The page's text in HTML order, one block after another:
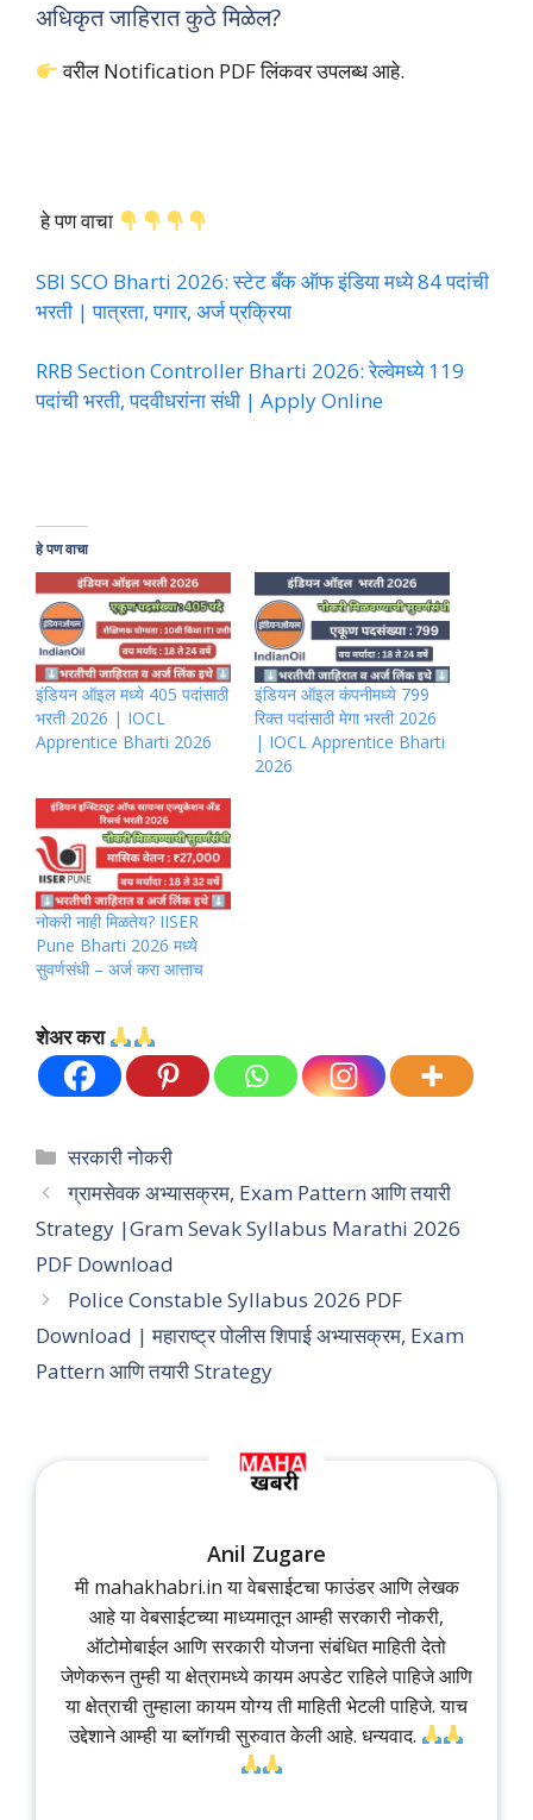
अधिकृत जाहिरात कुठे मिळेल?
वरील Notification PDF लिंकवर उपलब्ध आहे.
हे पण वाचा
SBI SCO Bharti 2026: स्टेट बँक ऑफ इंडिया मध्ये 84 पदांची
भरती | पात्रता, पगार, अर्ज प्रक्रिया
RRB Section Controller Bharti 2026: रेल्वेमध्ये 119
पदांची भरती, पदवीधरांना संधी | Apply Online
हे पण वाचा
इंडियन ऑइल मध्ये 405 पदांसाठी
भरती 2026 | IOCL
Apprentice Bharti 2026
इंडियन ऑइल कंपनीमध्ये 799
रिक्त पदांसाठी मेगा भरती 2026
| IOCL Apprentice Bharti
2026
नोकरी नाही मिळतेय? IISER
Pune Bharti 2026 मध्ये
सुवर्णसंधी – अर्ज करा आत्ताच
शेअर करा
Categories
सरकारी नोकरी
ग्रामसेवक अभ्यासक्रम, Exam Pattern आणि तयारी
Strategy |Gram Sevak Syllabus Marathi 2026
PDF Download
Police Constable Syllabus 2026 PDF
Download | महाराष्ट्र पोलीस शिपाई अभ्यासक्रम, Exam
Pattern आणि तयारी Strategy
Anil Zugare
मी mahakhabri.in या वेबसाईटचा फाउंडर आणि लेखक
आहे या वेबसाईटच्या माध्यमातून आम्ही सरकारी नोकरी,
ऑटोमोबाईल आणि सरकारी योजना संबंधित माहिती देतो
जेणेकरून तुम्ही या क्षेत्रामध्ये कायम अपडेट राहिले पाहिजे आणि
या क्षेत्राची तुम्हाला कायम योग्य ती माहिती भेटली पाहिजे. याच
उद्देशाने आम्ही या ब्लॉगची सुरुवात केली आहे. धन्यवाद.